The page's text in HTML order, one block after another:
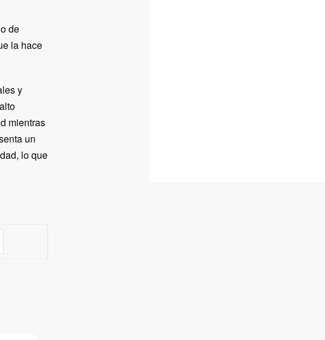
de
la hace
y
mientras
un
lo que